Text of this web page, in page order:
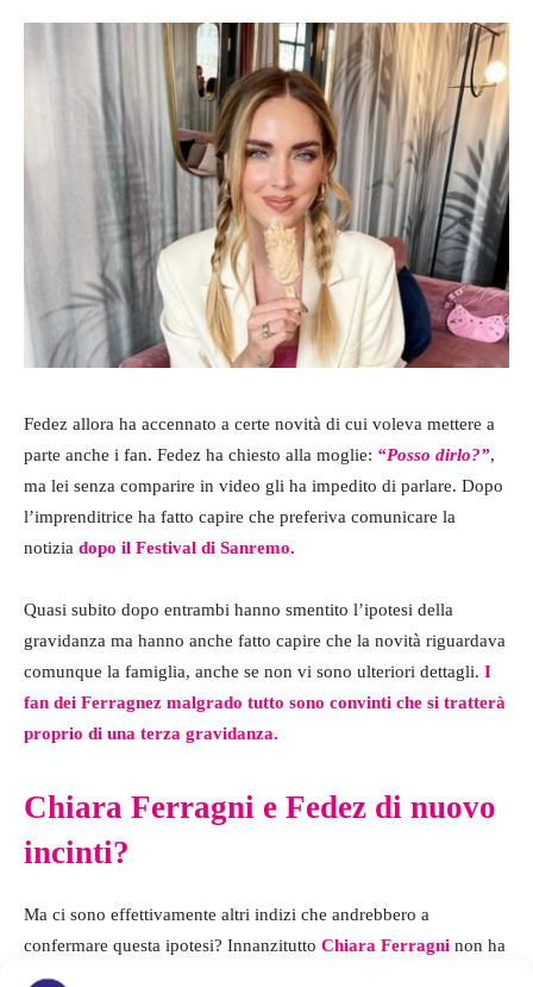
Fedez allora ha accennato a certe novità di cui voleva mettere a
parte anche i fan. Fedez ha chiesto alla moglie: “Posso dirlo?”,
ma lei senza comparire in video gli ha impedito di parlare. Dopo
l’imprenditrice ha fatto capire che preferiva comunicare la
notizia dopo il Festival di Sanremo.
Quasi subito dopo entrambi hanno smentito l’ipotesi della
gravidanza ma hanno anche fatto capire che la novità riguardava
comunque la famiglia, anche se non vi sono ulteriori dettagli. I
fan dei Ferragnez malgrado tutto sono convinti che si tratterà
proprio di una terza gravidanza.
Chiara Ferragni e Fedez di nuovo
incinti?
Ma ci sono effettivamente altri indizi che andrebbero a
confermare questa ipotesi? Innanzitutto Chiara Ferragni non ha
mai nascosto di volere una famiglia numerosa e di volere